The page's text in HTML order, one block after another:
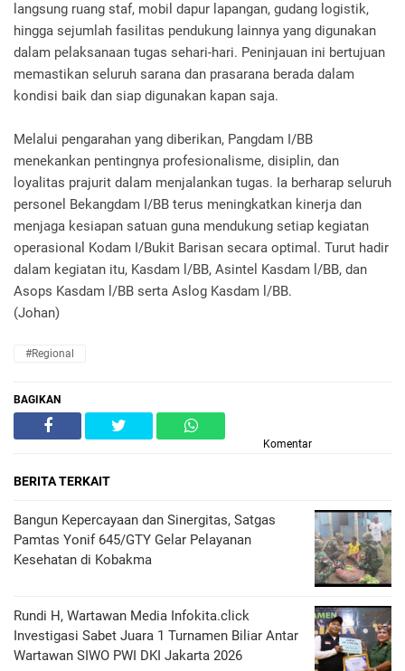
langsung ruang staf, mobil dapur lapangan, gudang logistik,
hingga sejumlah fasilitas pendukung lainnya yang digunakan
dalam pelaksanaan tugas sehari-hari. Peninjauan ini bertujuan
memastikan seluruh sarana dan prasarana berada dalam
kondisi baik dan siap digunakan kapan saja.
Melalui pengarahan yang diberikan, Pangdam I/BB
menekankan pentingnya profesionalisme, disiplin, dan
loyalitas prajurit dalam menjalankan tugas. Ia berharap seluruh
personel Bekangdam I/BB terus meningkatkan kinerja dan
menjaga kesiapan satuan guna mendukung setiap kegiatan
operasional Kodam I/Bukit Barisan secara optimal. Turut hadir
dalam kegiatan itu, Kasdam l/BB, Asintel Kasdam l/BB, dan
Asops Kasdam l/BB serta Aslog Kasdam l/BB.
(Johan)
#Regional
BAGIKAN
Komentar
BERITA TERKAIT
Bangun Kepercayaan dan Sinergitas, Satgas
Pamtas Yonif 645/GTY Gelar Pelayanan
Kesehatan di Kobakma
Rundi H, Wartawan Media Infokita.click
Investigasi Sabet Juara 1 Turnamen Biliar Antar
Wartawan SIWO PWI DKI Jakarta 2026